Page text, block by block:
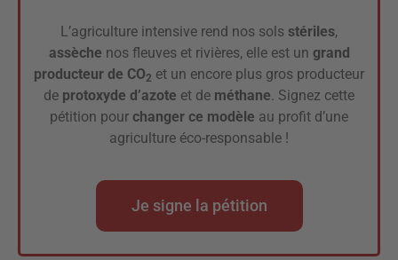
L’agriculture intensive rend nos sols stériles,
assèche nos fleuves et rivières, elle est un grand
producteur de CO2 et un encore plus gros producteur
de protoxyde d’azote et de méthane. Signez cette
pétition pour changer ce modèle au profit d’une
agriculture éco-responsable !
Je signe la pétition